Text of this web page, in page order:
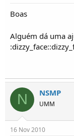
Boas
Alguém dá uma
N NSMP
UMM
16 Nov 2010